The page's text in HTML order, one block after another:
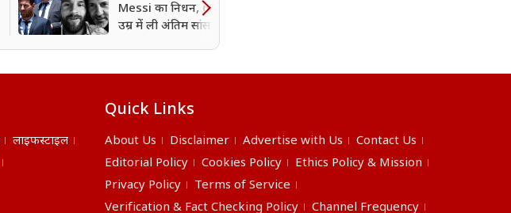
Messi का निधन, 68 साल की
उम्र में ली अंतिम सांस
लाइफस्टाइल
Quick Links
About Us Disclaimer Advertise with Us
Contact Us
Editorial Policy
Cookies Policy
Ethics Policy & Mission
Privacy Policy
Terms of Service
Verification & Fact Checking Policy
Channel Frequency